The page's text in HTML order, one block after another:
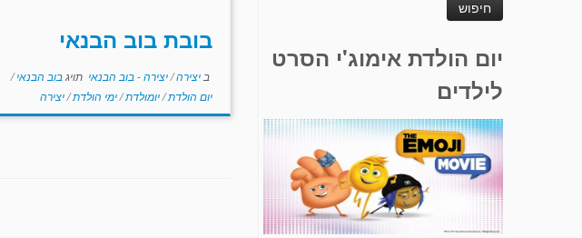
יום הולדת אימוג'י הסרט
לילדים
בובת בוב הבנאי
ביצירה/יצירה - בוב הבנאי תויגבוב הבנאי/
יום הולדת/יומולדת/ימי הולדת/יצירה